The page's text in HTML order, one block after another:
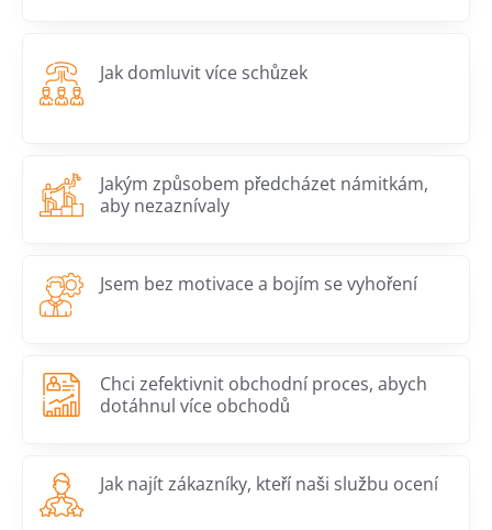
Jak domluvit více schůzek
Jakým způsobem předcházet námitkám,
aby nezaznívaly
Jsem bez motivace a bojím se vyhoření
Chci zefektivnit obchodní proces, abych
dotáhnul více obchodů
Jak najít zákazníky, kteří naši službu ocení